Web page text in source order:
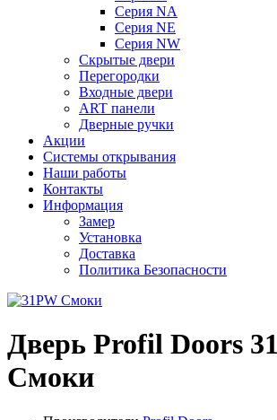
Серия NA
Серия NE
Серия NW
Скрытые двери
Перегородки
Входные двери
ART панели
Дверные ручки
Акции
Системы открывания
Наши работы
Контакты
Информация
Замер
Установка
Доставка
Политика Безопасности
Дверь Profil Doors
Смоки